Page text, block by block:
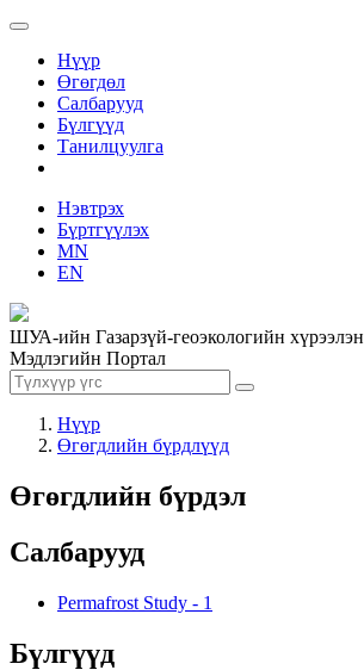
Нүүр
Өгөгдөл
Салбарууд
Бүлгүүд
Танилцуулга
Нэвтрэх
Бүртгүүлэх
MN
EN
ШУА-ийн Газарзүй-геоэкологийн хүрээлэн
Мэдлэгийн Портал
Нүүр
Өгөгдлийн бүрдлүүд
Өгөгдлийн бүрдэл
Салбарууд
Permafrost Study - 1
Бүлгүүд